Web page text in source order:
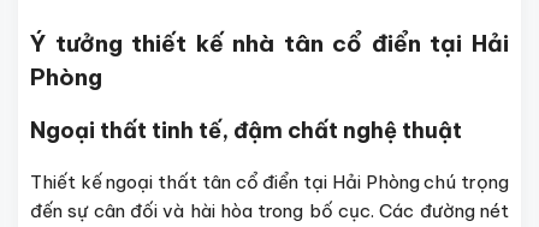
Ý tưởng thiết kế nhà tân cổ điển tại Hải
Phòng
Ngoại thất tinh tế, đậm chất nghệ thuật
Thiết kế ngoại thất tân cổ điển tại Hải Phòng chú trọng
đến sự cân đối và hài hòa trong bố cục. Các đường nét